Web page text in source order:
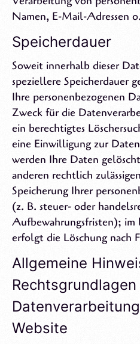
Namen, E-Mail-Adressen
Speicherdauer
Soweit innerhalb dieser
speziellere Speicherdauer
Ihre personenbezogenen
Zweck für die
ein berechtigtes
eine Einwilligung zur
werden Ihre Daten
anderen rechtlich
Speicherung Ihrer
(z. B. steuer- oder
Aufbewahrungsfristen);
erfolgt die Löschung nach
Allgemeine
Website